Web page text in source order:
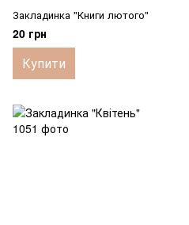
Закладинка "Книги лютого"
20 грн
Купити